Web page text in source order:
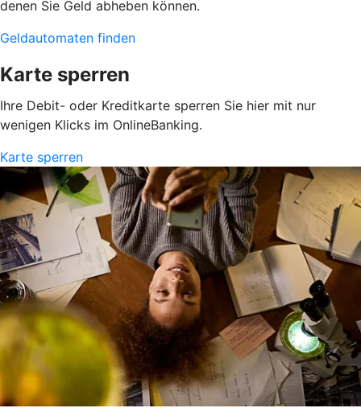
denen Sie Geld abheben können.
Geldautomaten finden
Karte sperren
Ihre Debit- oder Kreditkarte sperren Sie hier mit nur
wenigen Klicks im OnlineBanking.
Karte sperren